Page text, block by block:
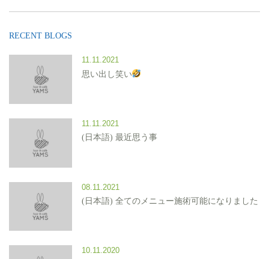
RECENT BLOGS
11.11.2021
思い出し笑い
11.11.2021
(日本語) 最近思う事
08.11.2021
(日本語) 全てのメニュー施術可能になりました
10.11.2020